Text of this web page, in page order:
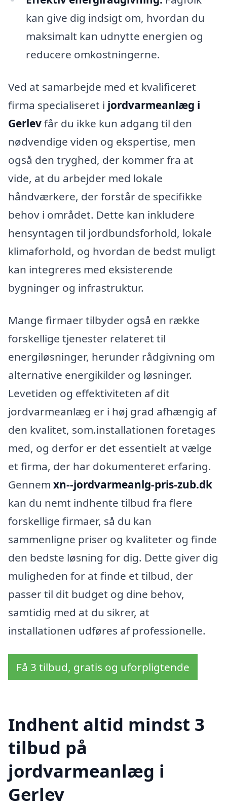
kan give dig indsigt om, hvordan du
maksimalt kan udnytte energien og
reducere omkostningerne.
Ved at samarbejde med et kvalificeret
firma specialiseret i jordvarmeanlæg i
Gerlevfår du ikke kun adgang til den
nødvendige viden og ekspertise, men
også den tryghed, der kommer fra at
vide, at du arbejder med lokale
håndværkere, der forstår de specifikke
behov i området. Dette kan inkludere
hensyntagen til jordbundsforhold, lokale
klimaforhold, og hvordan de bedst muligt
kan integreres med eksisterende
bygninger og infrastruktur.
Mange firmaer tilbyder også en række
forskellige tjenester relateret til
energiløsninger, herunder rådgivning om
alternative energikilder og løsninger.
Levetiden og effektiviteten af dit
jordvarmeanlæg er i høj grad afhængig af
den kvalitet, som.installationen foretages
med, og derfor er det essentielt at vælge
et firma, der har dokumenteret erfaring.
Gennem xn--jordvarmeanlg-pris-zub.dk
kan du nemt indhente tilbud fra flere
forskellige firmaer, så du kan
sammenligne priser og kvaliteter og finde
den bedste løsning for dig. Dette giver dig
muligheden for at finde et tilbud, der
passer til dit budget og dine behov,
samtidig med at du sikrer, at
installationen udføres af professionelle.
Få 3 tilbud, gratis og uforpligtende
Indhent altid mindst 3
tilbud på
jordvarmeanlæg i
Gerlev